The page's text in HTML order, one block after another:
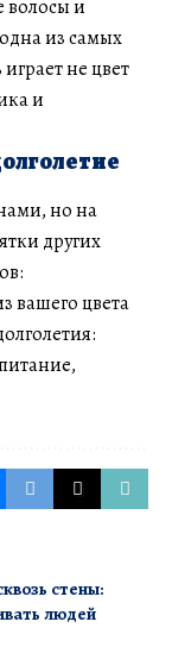
волосы и
из самых
не цвет
и
но на
других
вашего цвета
стены:
людей